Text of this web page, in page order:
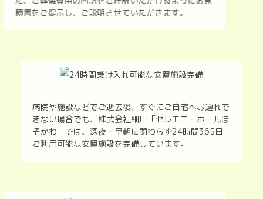
積書をご提示し、ご説明させていただきます。
病院や施設などでご逝去後、すぐにご自宅へお連れで
きない場合でも、株式会社細川「セレモニーホールほ
そかわ」では、深夜・早朝に関わらず24時間365日
ご利用可能な安置施設を完備しています。